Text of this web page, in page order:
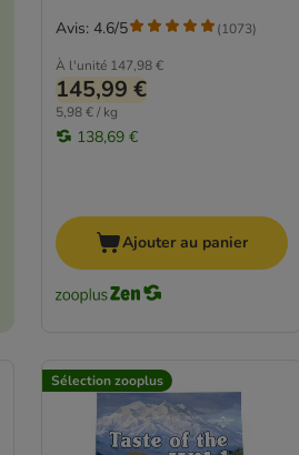
À l'unité 147,98 €
145,99 €
5,98 € / kg
138,69 €
Avis: 4.6/5 (1073)
Ajouter au panier
Sélection zooplus